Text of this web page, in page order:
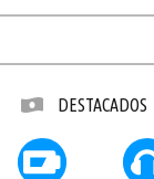
DESTACADOS